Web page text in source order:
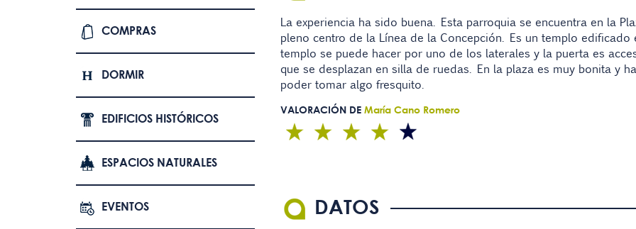
COMPRAS
DORMIR
EDIFICIOS HISTÓRICOS
ESPACIOS NATURALES
EVENTOS
La experiencia ha sido buena. Esta parroquia se encuentra en la
pleno centro de la Línea de la Concepción. Es un templo
templo se puede hacer por uno de los laterales y la puerta es
que se desplazan en silla de ruedas. En la plaza es muy bonita y
poder tomar algo fresquito.
VALORACIÓN DE María Cano Romero
DATOS